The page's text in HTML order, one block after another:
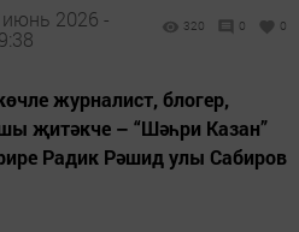
2026 -
320 0 0
журналист, блогер,
җитәкче – “Шәһри Казан”
Радик Рәшид улы Сабиров